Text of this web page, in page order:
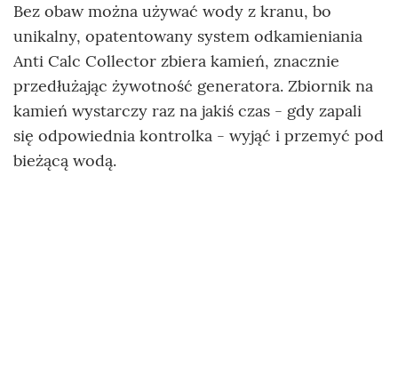
Bez obaw można używać wody z kranu, bo
unikalny, opatentowany system odkamieniania
Anti Calc Collector zbiera kamień, znacznie
przedłużając żywotność generatora. Zbiornik na
kamień wystarczy raz na jakiś czas - gdy zapali
się odpowiednia kontrolka - wyjąć i przemyć pod
bieżącą wodą.